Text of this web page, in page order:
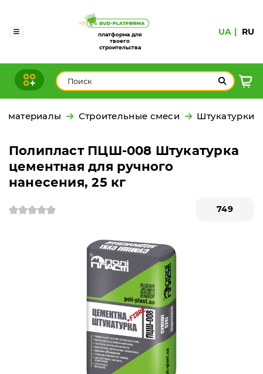
платформа для
твоего
строительства
UA RU
материалы Строительные смеси Штукатурки
Полипласт ПЦШ-008 Штукатурка
цементная для ручного
нанесения, 25 кг
749